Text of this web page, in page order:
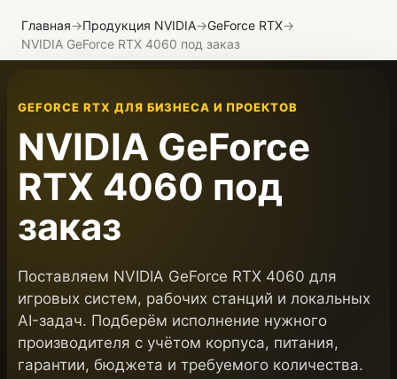
Главная→Продукция NVIDIA→GeForce RTX→
NVIDIA GeForce RTX 4060 под заказ
GEFORCE RTX ДЛЯ БИЗНЕСА И ПРОЕКТОВ
NVIDIA GeForce
RTX 4060 под
заказ
Поставляем NVIDIA GeForce RTX 4060 для
игровых систем, рабочих станций и локальных
AI-задач. Подберём исполнение нужного
производителя с учётом корпуса, питания,
гарантии, бюджета и требуемого количества.